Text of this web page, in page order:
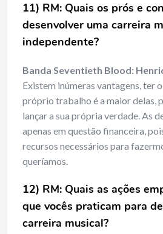
11) RM: Quais os prós e
desenvolver uma carreira
independente?
Banda Seventieth Blood:
Existem inúmeras vantagens, ter
próprio trabalho é a maior delas,
lançar a sua própria verdade. As
apenas em questão financeira,
recursos necessários para
queríamos.
12) RM: Quais as ações
que vocês praticam para
carreira musical?